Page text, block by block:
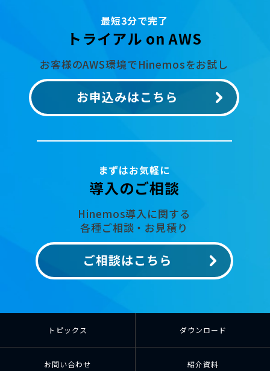
最短3分で完了
トライアル on AWS
お客様のAWS環境でHinemosをお試し
お申込みはこちら
まずはお気軽に
導入のご相談
Hinemos導入に関する
各種ご相談・お見積り
ご相談はこちら
トピックス ダウンロード
お問い合わせ 紹介資料